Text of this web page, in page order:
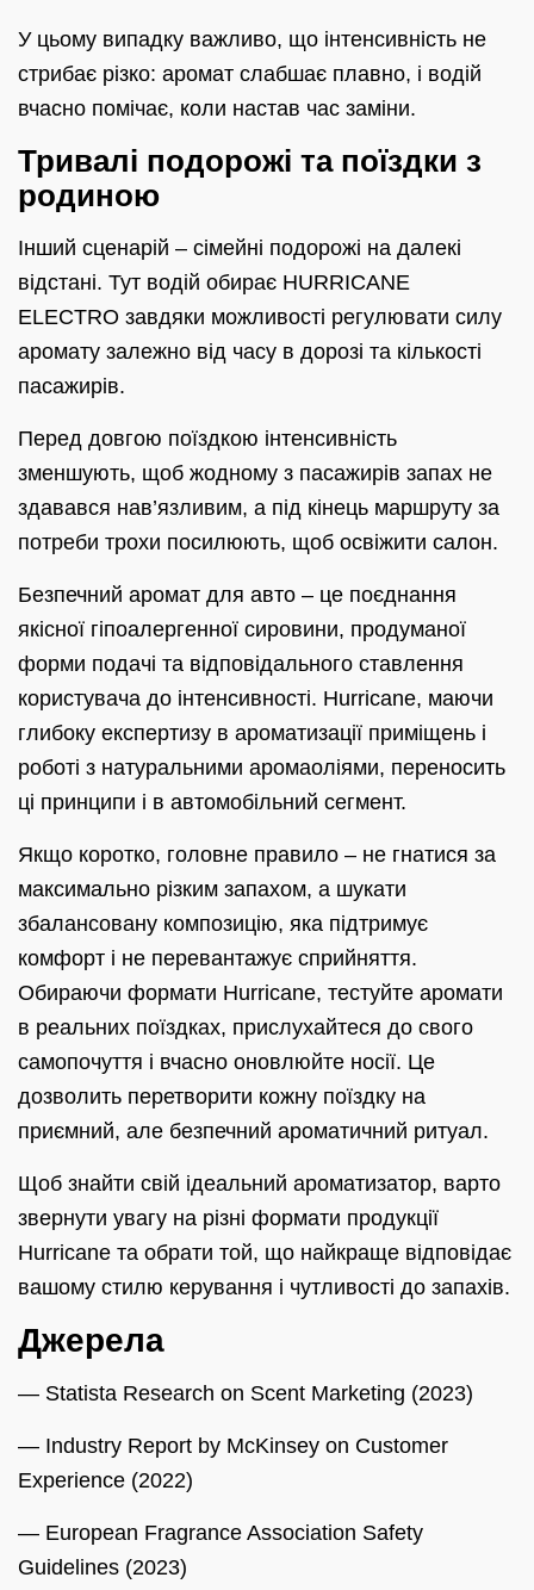
У цьому випадку важливо, що інтенсивність не
стрибає різко: аромат слабшає плавно, і водій
вчасно помічає, коли настав час заміни.
Тривалі подорожі та поїздки з
родиною
Інший сценарій – сімейні подорожі на далекі
відстані. Тут водій обирає HURRICANE
ELECTRO завдяки можливості регулювати силу
аромату залежно від часу в дорозі та кількості
пасажирів.
Перед довгою поїздкою інтенсивність
зменшують, щоб жодному з пасажирів запах не
здавався нав’язливим, а під кінець маршруту за
потреби трохи посилюють, щоб освіжити салон.
Безпечний аромат для авто – це поєднання
якісної гіпоалергенної сировини, продуманої
форми подачі та відповідального ставлення
користувача до інтенсивності. Hurricane, маючи
глибоку експертизу в ароматизації приміщень і
роботі з натуральними аромаоліями, переносить
ці принципи і в автомобільний сегмент.
Якщо коротко, головне правило – не гнатися за
максимально різким запахом, а шукати
збалансовану композицію, яка підтримує
комфорт і не перевантажує сприйняття.
Обираючи формати Hurricane, тестуйте аромати
в реальних поїздках, прислухайтеся до свого
самопочуття і вчасно оновлюйте носії. Це
дозволить перетворити кожну поїздку на
приємний, але безпечний ароматичний ритуал.
Щоб знайти свій ідеальний ароматизатор, варто
звернути увагу на різні формати продукції
Hurricane та обрати той, що найкраще відповідає
вашому стилю керування і чутливості до запахів.
Джерела
— Statista Research on Scent Marketing (2023)
— Industry Report by McKinsey on Customer
Experience (2022)
— European Fragrance Association Safety
Guidelines (2023)